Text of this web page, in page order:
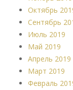
Октябрь
Сентябрь
Июль 2019
Май 2019
Апрель 2019
Март 2019
Февраль